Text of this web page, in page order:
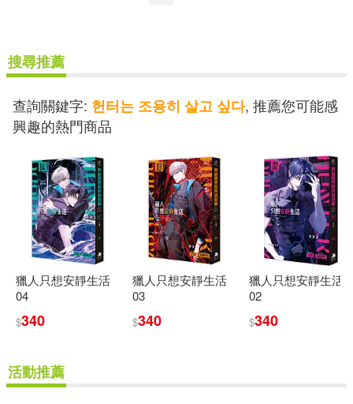
搜尋推薦
查詢關鍵字: 헌터는 조용히 살고 싶다, 推薦您可能感
興趣的熱門商品
獵人只想安靜生活
04
$340
獵人只想安靜生活
03
$340
獵人只想安靜生活
02
$340
活動推薦